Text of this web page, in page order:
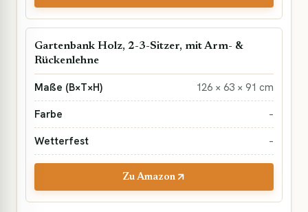
Gartenbank Holz, 2-3-Sitzer, mit Arm- &
Rückenlehne
126 × 63 × 91 cm
–
–
Zu Amazon